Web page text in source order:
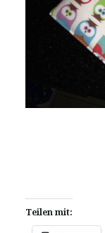
Teilen mit: